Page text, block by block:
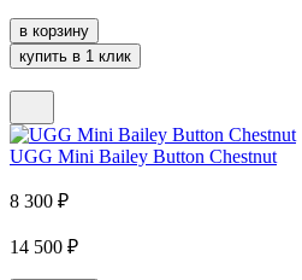
в корзину
купить в 1 клик
UGG Mini Bailey Button Chestnut
8 300 ₽
14 500 ₽